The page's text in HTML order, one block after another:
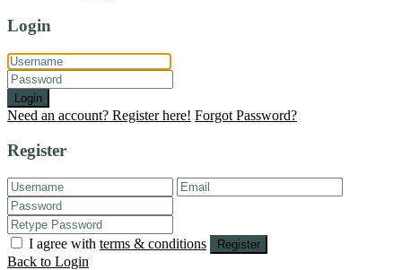
Login
Login
Need an account? Register here! Forgot Password?
Register
I agree with terms & conditions Register
Back to Login